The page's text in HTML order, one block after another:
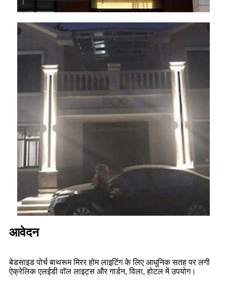
आवेदन
बेडसाइड पोर्च बाथरूम मिरर होम लाइटिंग के लिए आधुनिक सतह पर लगी
ऐक्रेलिक एलईडी वॉल लाइट्स और गार्डन, विला, होटल में उपयोग।